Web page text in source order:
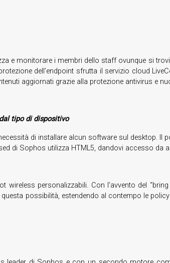
e monitorare i membri dello staff ovunque si
dell’endpoint sfrutta il servizio cloud
aggiornati grazie alla protezione antivirus e
tipo di dispositivo
di installare alcun software sul desktop.
di Sophos utilizza HTML5, dandovi accesso da
wireless personalizzabili. Con l’avvento del
possibilità, estendendo al contempo le